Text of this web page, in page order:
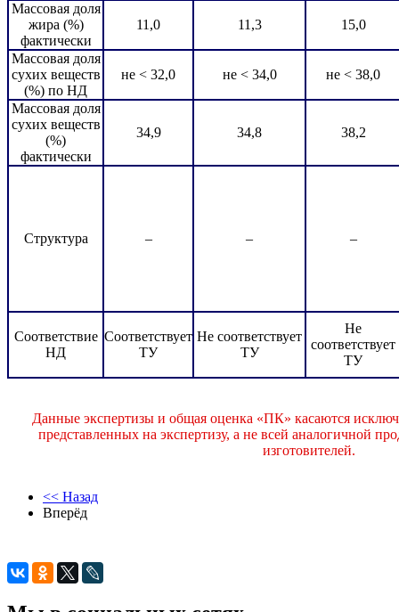
Массовая доля
жира (%)
фактически
11,0 11,3 15,0
Массовая доля
сухих веществ
(%) по НД
не < 32,0 не < 34,0 не < 38,0
Массовая доля
сухих веществ
(%)
фактически
34,9 34,8 38,2
Структура – – –
Соответствие
НД
Соответствует
ТУ
Не соответствует
ТУ
Не
соответствует
ТУ
Данные экспертизы и общая оценка «ПК» касаются
представленных на экспертизу, а не всей аналогичной
изготовителей.
<< Назад
Вперёд